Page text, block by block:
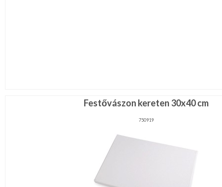
Festővászon kereten 30x40 cm
750919